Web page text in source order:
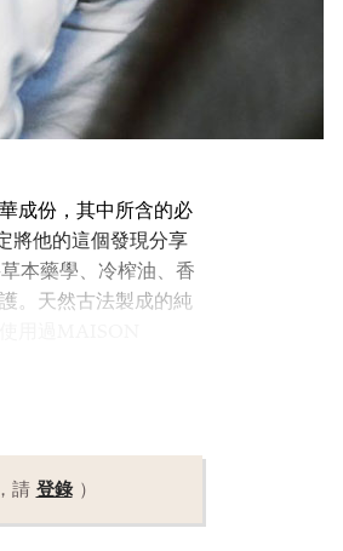
成份，其中所含的必
將他的這個發現分享
本藥學、冷榨油、香
。天然古法製成的純
請 登錄 ）